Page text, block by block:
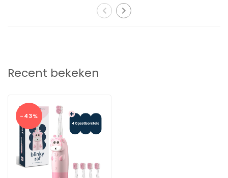
Slimme poetstimer voor structuur en zekerheid
hun mond in vier zones te verdelen. Na twee minuten stopt de
gezonde poetsroutine aan.
Veilig, comfortabel en volledig kindgericht
De antislip siliconen handgreep zorgt ervoor dat kleine handjes
de tandenborstel goed kunnen vasthouden. De tandenborstel is
IPX7 waterdicht en daardoor veilig te gebruiken in de
Recent bekeken
-43%